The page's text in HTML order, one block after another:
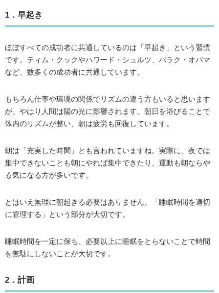
1．早起き
ほぼすべての成功者に共通しているのは「早起き」という習慣
です。ティム・クックやハワード・シュルツ、バラク・オバマ
など、数多くの成功者に共通しています。
もちろん仕事や環境の関係でリズムの違う方もいると思います
が、やはり人間は陽の光に影響されます。朝日を浴びることで
体内のリズムが整い、朝は疲労も回復しています。
朝は「充実した時間」とも言われていますね。実際に、夜では
集中できないことも朝にやれば集中できたり、運動も朝ならや
る気になる方が多いです。
とはいえ無理に朝起きる必要はありません。「睡眠時間を適切
に管理する」という部分が大切です。
睡眠時間を一定に保ち、必要以上に睡眠をとらないことで時間
を無駄にしないことが大切です。
2．計画